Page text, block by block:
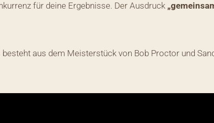
für deine Ergebnisse. Der Ausdruck
aus dem Meisterstück von Bob Proctor und